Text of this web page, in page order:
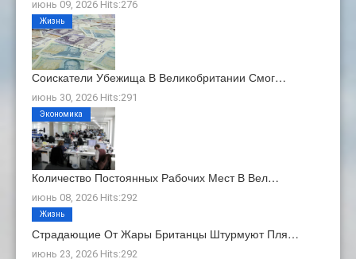
июнь 09, 2026 Hits:276
Соискатели Убежища В Великобритании Смог…
июнь 30, 2026 Hits:291
Жизнь
Количество Постоянных Рабочих Мест В Вел…
июнь 08, 2026 Hits:292
Экономика
Страдающие От Жары Британцы Штурмуют Пля…
июнь 23, 2026 Hits:292
Жизнь